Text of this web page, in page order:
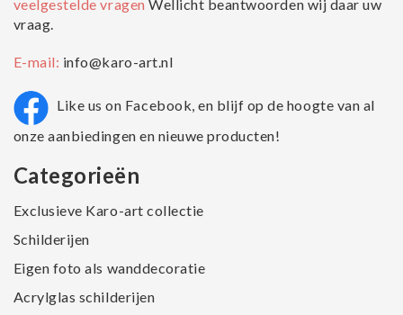
veelgestelde vragenWellicht beantwoorden wij daar uw
vraag.
E-mail: info@karo-art.nl
Like us on Facebook, en blijf op de hoogte van al
onze aanbiedingen en nieuwe producten!
Categorieën
Exclusieve Karo-art collectie
Schilderijen
Eigen foto als wanddecoratie
Acrylglas schilderijen